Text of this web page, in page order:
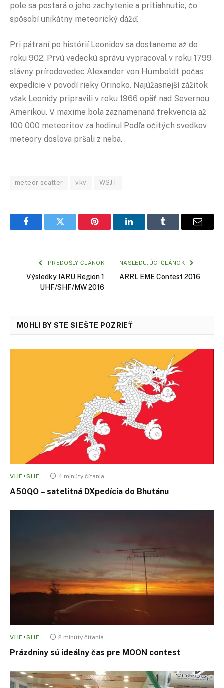
pole sa postará o jeho zachytenie a pritiahnutie, čo
spôsobí unikátny meteorický dážď.
Pri pátraní po histórií Leonidov sa dostaneme až do
roku 902. Prvú vedeckú správu vypracoval v roku 1799
slávny prírodovedec Alexander von Humboldt počas
expedície v povodí rieky Orinoko. Najúžasnejší zážitok
však Leonidy pripravili v roku 1966 opäť nad Severnou
Amerikou. V maxime bola zaznamenaná frekvencia až
100 000 meteoritov za hodinu! Podľa očitých svedkov
meteory doslova pršali z neba.
meteor scatter vkv WSJT
FacebookTwitter Pinterest LinkedInTumblr Email
PREDOŠLÝ ČLÁNOK
Výsledky IARU Region 1
UHF/SHF/MW 2016
NASLEDUJÚCI ČLÁNOK
ARRL EME Contest 2016
MOHLI BY STE SI EŠTE POZRIEŤ
VHF+SHF 4 minúty čítania
A50QO – satelitná DXpedícia do Bhutánu
VHF+SHF 2 minúty čítania
Prázdniny sú ideálny čas pre MOON contest